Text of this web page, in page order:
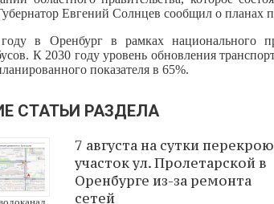
Евгений Солнцев сообщил о планах
в Оренбург в рамках национального
К 2030 году уровень обновления
показателя в 65%.
СТАТЬИ РАЗДЕЛА
7 августа на сутки
участок ул. Пролетарской в
Оренбурге из-за ремонта
сетей